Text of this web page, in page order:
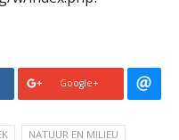
Google+
NATUUR EN MILIEU